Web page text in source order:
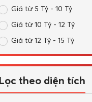
Giá từ 5 Tỷ - 10 Tỷ
Giá từ 10 Tỷ - 12 Tỷ
Giá từ 12 Tỷ - 15 Tỷ
Lọc theo diện tích